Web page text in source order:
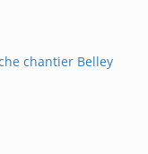
chantier Belley